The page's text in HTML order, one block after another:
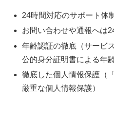
24時間対応のサポート体制
お問い合わせや通報へは
年齢認証の徹底（サービ
公的身分証明書による年
徹底した個人情報保護（
厳重な個人情報保護）